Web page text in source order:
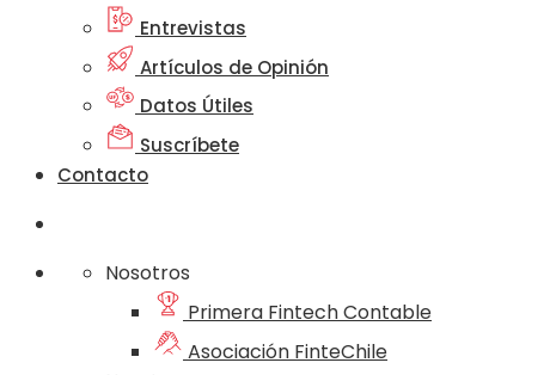
Entrevistas
Artículos de Opinión
Datos Útiles
Suscríbete
Contacto
Nosotros
Primera Fintech Contable
Asociación FinteChile